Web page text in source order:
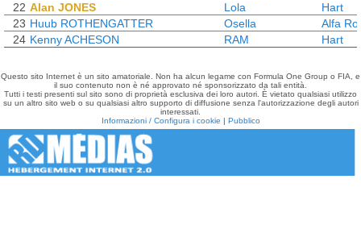
22 Alan JONES Lola
Hart
23 Huub ROTHENGATTER Osella
Alfa
24 Kenny ACHESON RAM Hart
Questo sito Internet è un sito amatoriale. Non ha alcun legame con Formula One Group o FIA, e
il suo contenuto non è né approvato né sponsorizzato da tali entità.
Tutti i testi presenti sul sito sono di proprietà esclusiva dei loro autori. È vietato qualsiasi utilizzo
su un altro sito web o su qualsiasi altro supporto di diffusione senza l'autorizzazione degli autori
interessati.
Informazioni / Configura i cookie | Pubblico